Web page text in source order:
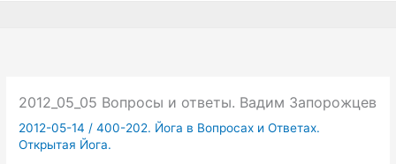
2012_05_05 Вопросы и ответы. Вадим Запорожцев
2012-05-14 /400-202. Йога в Вопросах и Ответах.
Открытая Йога.